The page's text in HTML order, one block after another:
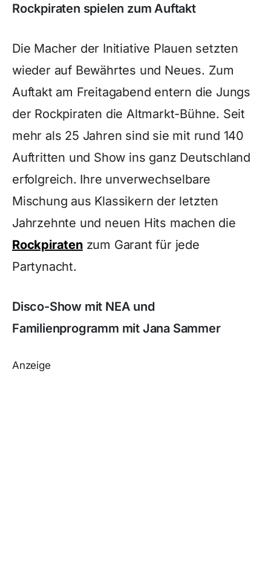
Rockpiraten spielen zum Auftakt
Die Macher der Initiative Plauen setzten
wieder auf Bewährtes und Neues. Zum
Auftakt am Freitagabend entern die Jungs
der Rockpiraten die Altmarkt-Bühne. Seit
mehr als 25 Jahren sind sie mit rund 140
Auftritten und Show ins ganz Deutschland
erfolgreich. Ihre unverwechselbare
Mischung aus Klassikern der letzten
Jahrzehnte und neuen Hits machen die
Rockpiratenzum Garant für jede
Partynacht.
Disco-Show mit NEA und
Familienprogramm mit Jana Sammer
Anzeige